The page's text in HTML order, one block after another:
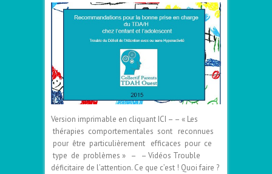
Version imprimable en cliquant ICI – – « Les
thérapies comportementales sont reconnues
pour être particulièrement efficaces pour ce
type de problèmes » – – Vidéos Trouble
déficitaire de l’attention. Ce que c’est ! Quoi faire ?